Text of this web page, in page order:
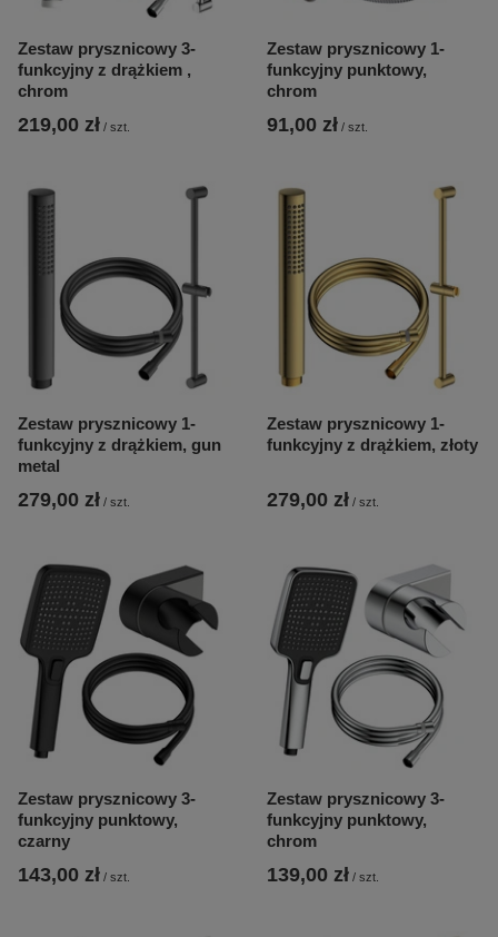
Zestaw prysznicowy 3-
funkcyjny z drążkiem ,
chrom
219,00 zł / szt.
Zestaw prysznicowy 1-
funkcyjny punktowy,
chrom
91,00 zł / szt.
Zestaw prysznicowy 1-
funkcyjny z drążkiem, gun
metal
279,00 zł / szt.
Zestaw prysznicowy 1-
funkcyjny z drążkiem, złoty
279,00 zł / szt.
Zestaw prysznicowy 3-
funkcyjny punktowy,
czarny
143,00 zł / szt.
Zestaw prysznicowy 3-
funkcyjny punktowy,
chrom
139,00 zł / szt.